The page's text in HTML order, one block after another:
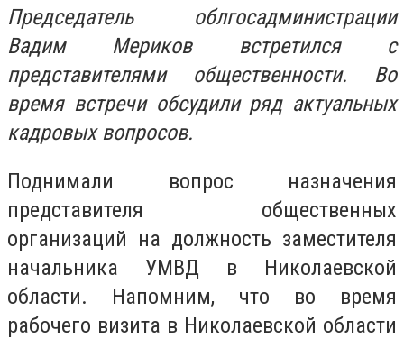
Председатель облгосадминистрации
Вадим Мериков встретился с
представителями общественности. Во
время встречи обсудили ряд актуальных
кадровых вопросов.
Поднимали вопрос назначения
представителя общественных
организаций на должность заместителя
начальника УМВД в Николаевской
области. Напомним, что во время
рабочего визита в Николаевской области